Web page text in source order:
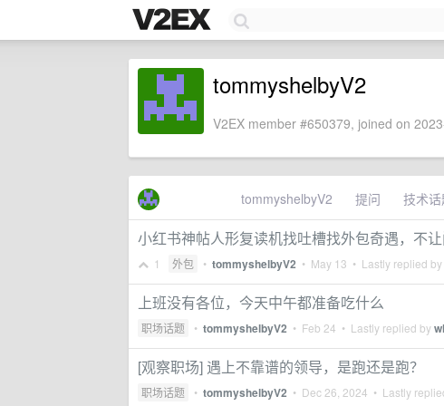
tommyshelbyV2
V2EX member #650379, joined on
tommyshelbyV2 提问 技术
小红书神帖人形复读机找吐槽找外包奇遇，不
1 外包 • tommyshelbyV2 • May 13 • Lastly replied by
上班没有各位，今天中午都准备吃什么
职场话题 • tommyshelbyV2 • Feb 24 • Lastly replied by
[观察职场] 遇上不靠谱的领导，是跑还是跑？
职场话题 • tommyshelbyV2 • Dec 26, 2024 • Lastly